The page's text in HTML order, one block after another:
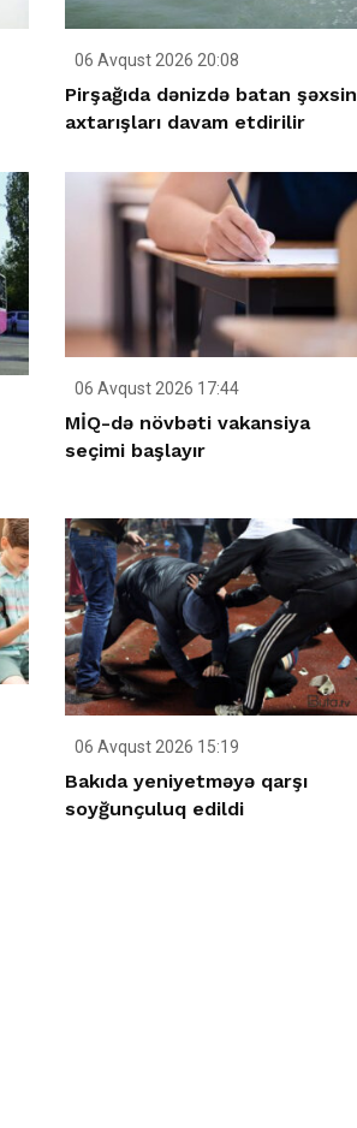
06 Avqust 2026 20:08
Pirşağıda dənizdə batan şəxsin
axtarışları davam etdirilir
06 Avqust 2026 17:44
MİQ-də növbəti vakansiya
seçimi başlayır
06 Avqust 2026 15:19
Bakıda yeniyetməyə qarşı
soyğunçuluq edildi